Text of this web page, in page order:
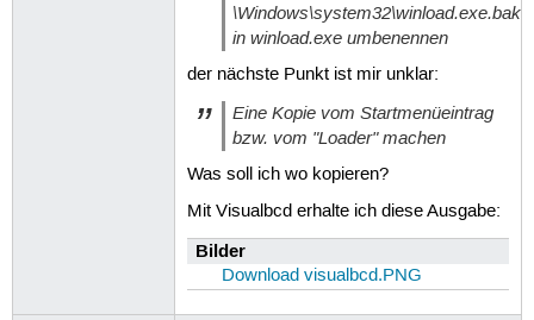
\Windows\system32\winload.exe.bak
in winload.exe umbenennen
der nächste Punkt ist mir unklar:
Eine Kopie vom Startmenüeintrag
bzw. vom "Loader" machen
Was soll ich wo kopieren?
Mit Visualbcd erhalte ich diese Ausgabe:
Bilder
Download visualbcd.PNG